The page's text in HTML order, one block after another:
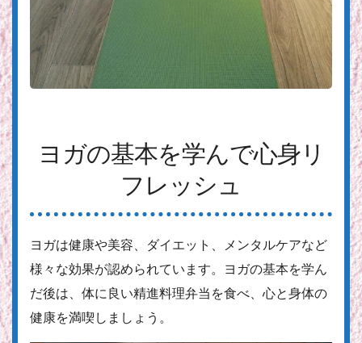
ヨガの基本を学んで心身リ
フレッシュ
ヨガは健康や美容、ダイエット、メンタルケアなど
様々な効果が認められています。ヨガの基本を学ん
だ後は、体に良い精進料理弁当を食べ、心と身体の
健康を満喫しましょう。